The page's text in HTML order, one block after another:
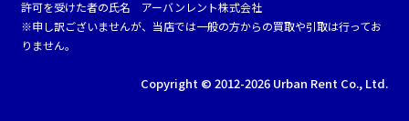
許可を受けた者の氏名 アーバンレント株式会社
※申し訳ございませんが、当店では一般の方からの買取や引取は行ってお
りません。
Copyright © 2012-2026 Urban Rent Co., Ltd.